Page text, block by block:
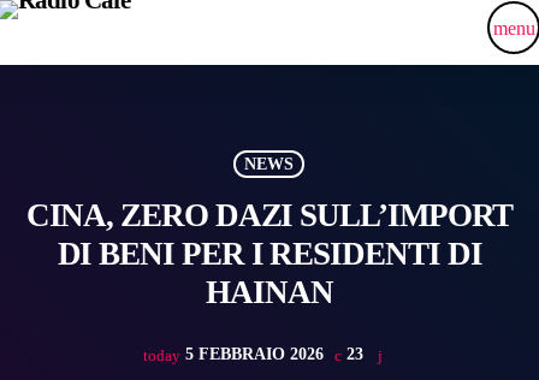
menu
NEWS
CINA, ZERO DAZI SULL’IMPORT
DI BENI PER I RESIDENTI DI
HAINAN
today 5 FEBBRAIO 2026 23